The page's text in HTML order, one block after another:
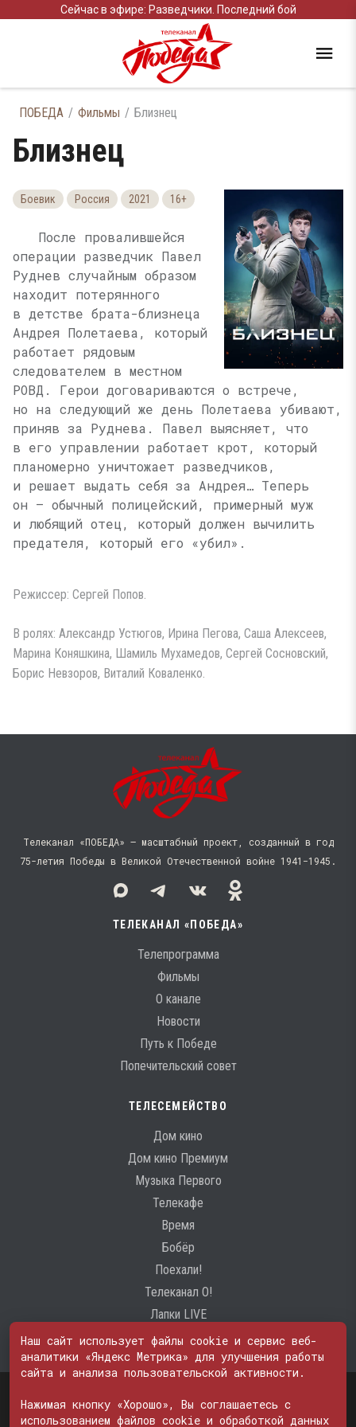
Сейчас в эфире: Разведчики. Последний бой
ПОБЕДА Фильмы Близнец
Близнец
Боевик Россия 2021 16+
После провалившейся
операции разведчик Павел
Руднев случайным образом
находит потерянного
в детстве брата-близнеца
Андрея Полетаева, который
работает рядовым
следователем в местном
РОВД. Герои договариваются о встрече,
но на следующий же день Полетаева убивают,
приняв за Руднева. Павел выясняет, что
в его управлении работает крот, который
планомерно уничтожает разведчиков,
и решает выдать себя за Андрея… Теперь
он — обычный полицейский, примерный муж
и любящий отец, который должен вычилить
предателя, который его «убил».
Режиссер: Сергей Попов.
В ролях: Александр Устюгов, Ирина Пегова, Саша Алексеев,
Марина Коняшкина, Шамиль Мухамедов, Сергей Сосновский,
Борис Невзоров, Виталий Коваленко.
Телеканал «ПОБЕДА» — масштабный проект, созданный в год
75-летия Победы в Великой Отечественной войне 1941−1945.
ТЕЛЕКАНАЛ «ПОБЕДА»
Телепрограмма
Фильмы
О канале
Новости
Путь к Победе
Попечительский совет
ТЕЛЕСЕМЕЙСТВО
Дом кино
Дом кино Премиум
Музыка Первого
Телекафе
Время
Бобёр
Поехали!
Телеканал О!
Лапки LIVE
№ ФС 77 - 74600
© 2000—2026. Редакция телеканала «ПОБЕДА». Все права на любые
Наш сайт использует файлы cookie и сервис веб-
аналитики «Яндекс Метрика» для улучшения работы
сайта и анализа пользовательской активности.
Нажимая кнопку «Хорошо», Вы соглашаетесь с
использованием файлов cookie и обработкой данных